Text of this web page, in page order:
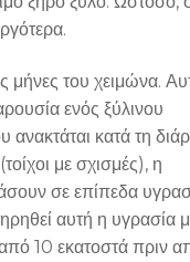
μήνες του χειμώνα.
ενός ξύλινου
κατά τη
με σχισμές), η
σε επίπεδα
αυτή η υγρασία
10 εκατοστά πριν